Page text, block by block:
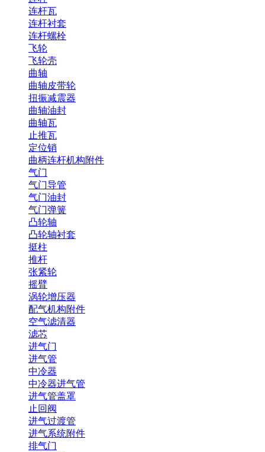
连杆瓦
连杆衬套
连杆螺栓
飞轮
飞轮壳
曲轴
曲轴皮带轮
扭振减震器
曲轴油封
曲轴瓦
止推瓦
定位销
曲柄连杆机构附件
气门
气门导管
气门油封
气门弹簧
凸轮轴
凸轮轴衬套
挺柱
推杆
张紧轮
摇臂
涡轮增压器
配气机构附件
空气滤清器
滤芯
进气门
进气管
中冷器
中冷器进气管
进气管盖罩
止回阀
进气过渡管
进气系统附件
排气门